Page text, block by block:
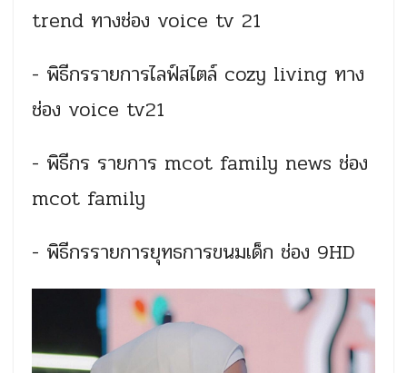
trend ทางช่อง voice tv 21
- พิธีกรรายการไลฟ์สไตล์ cozy living ทาง
ช่อง voice tv21
- พิธีกร รายการ mcot family news ช่อง
mcot family
- พิธีกรรายการยุทธการขนมเด็ก ช่อง 9HD